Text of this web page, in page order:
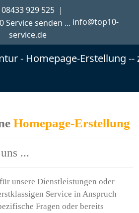
08433 929 525 |
info@top10-
service.de
Homepage-Erstellung
...
unsere Dienstleistungen oder
Service in Anspruch
Fragen oder bereits